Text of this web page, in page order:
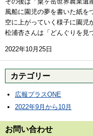
風船に園児の夢を書いた紙を
空に上がっていく様子に園児
松浦杏さんは「どんぐりを見
2022年10月25日
カテゴリー
広報プラスONE
2022年9月から10月
お問い合わせ